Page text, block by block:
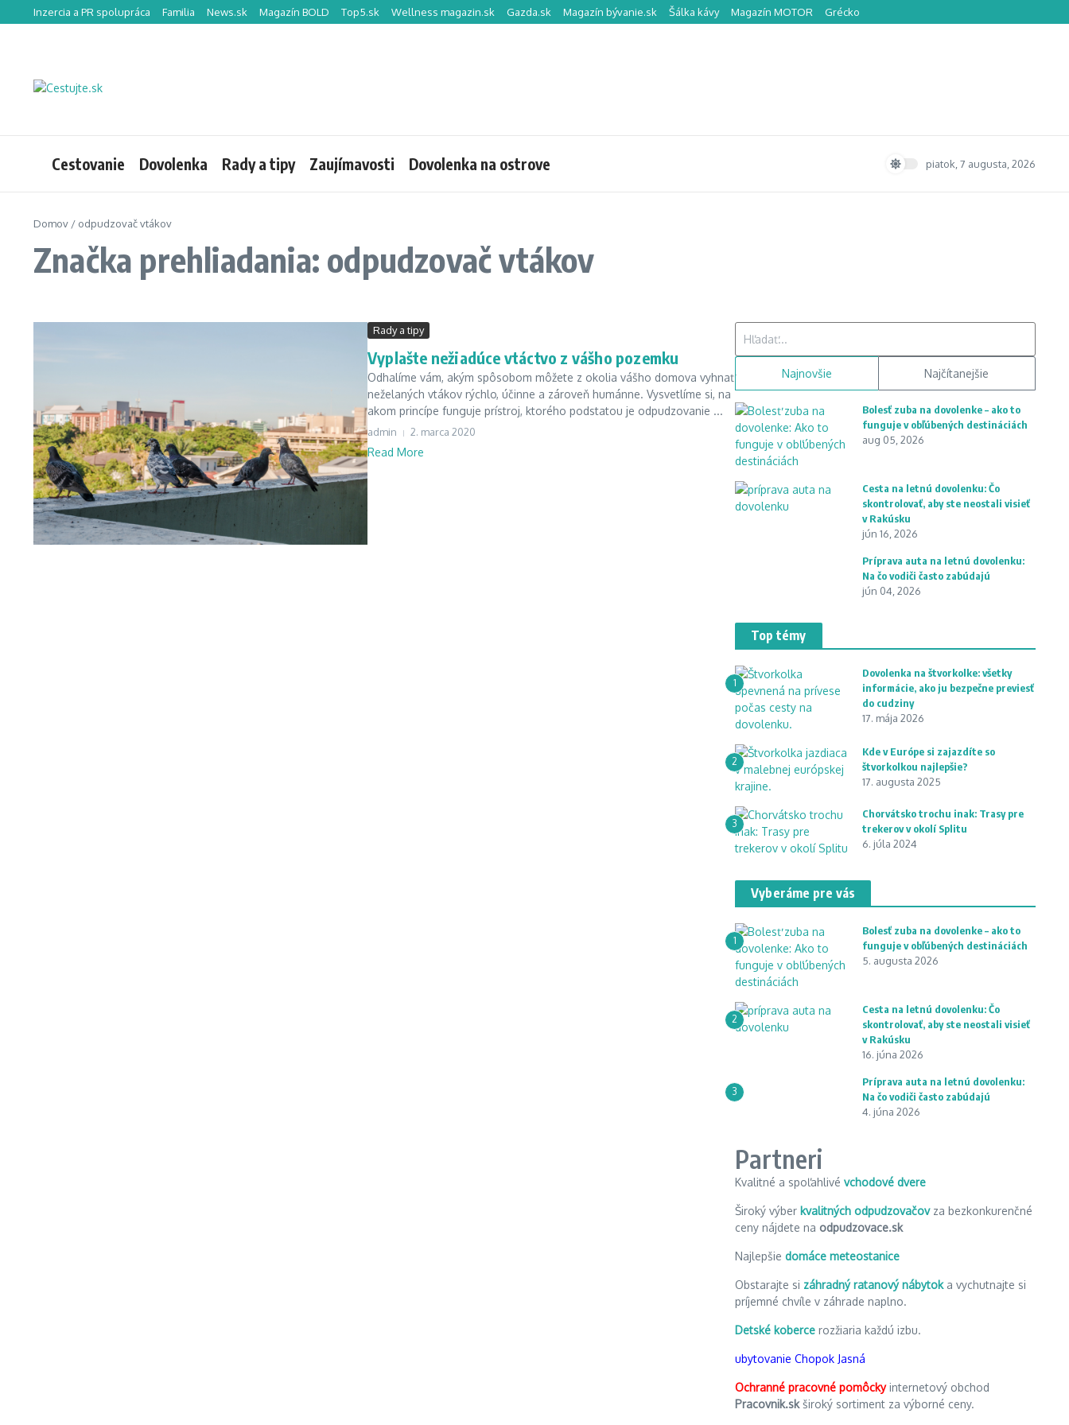
Preskočiť na obsah
Inzercia a PR spolupráca Familia News.sk Magazín BOLD Top5.sk Wellness magazin.sk Gazda.sk Magazín bývanie.sk Šálka kávy Magazín MOTOR Grécko
Cestovanie Dovolenka Rady a tipy Zaujímavosti Dovolenka na ostrove piatok, 7 augusta, 2026
Domov / odpudzovač vtákov
Značka prehliadania: odpudzovač vtákov
Rady a tipy
Vyplašte nežiadúce vtáctvo z vášho pozemku
Odhalíme vám, akým spôsobom môžete z okolia vášho domova vyhnať
neželaných vtákov rýchlo, účinne a zároveň humánne. Vysvetlíme si, na
akom princípe funguje prístroj, ktorého podstatou je odpudzovanie ...
admin 2. marca 2020
Read More
Najnovšie Najčítanejšie
Bolesť zuba na dovolenke – ako to
funguje v obľúbených destináciách
aug 05, 2026
Cesta na letnú dovolenku: Čo
skontrolovať, aby ste neostali visieť
v Rakúsku
jún 16, 2026
Príprava auta na letnú dovolenku:
Na čo vodiči často zabúdajú
jún 04, 2026
Top témy
1
Dovolenka na štvorkolke: všetky
informácie, ako ju bezpečne previesť
do cudziny
17. mája 2026
2
Kde v Európe si zajazdíte so
štvorkolkou najlepšie?
17. augusta 2025
3
Chorvátsko trochu inak: Trasy pre
trekerov v okolí Splitu
6. júla 2024
Vyberáme pre vás
1
Bolesť zuba na dovolenke – ako to
funguje v obľúbených destináciách
5. augusta 2026
2
Cesta na letnú dovolenku: Čo
skontrolovať, aby ste neostali visieť
v Rakúsku
16. júna 2026
3
Príprava auta na letnú dovolenku:
Na čo vodiči často zabúdajú
4. júna 2026
Partneri
Kvalitné a spoľahlivé vchodové dvere
Široký výber kvalitných odpudzovačovza bezkonkurenčné
ceny nájdete na odpudzovace.sk
Najlepšie domáce meteostanice
Obstarajte si záhradný ratanový nábytoka vychutnajte si
príjemné chvíle v záhrade naplno.
Detské koberce rozžiaria každú izbu.
ubytovanie Chopok Jasná
Ochranné pracovné pomôckyinternetový obchod
Pracovnik.skširoký sortiment za výborné ceny.